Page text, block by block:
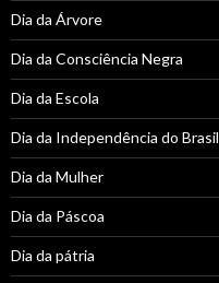
Dia da Árvore
Dia da Consciência Negra
Dia da Escola
Dia da Independência do Brasil
Dia da Mulher
Dia da Páscoa
Dia da pátria